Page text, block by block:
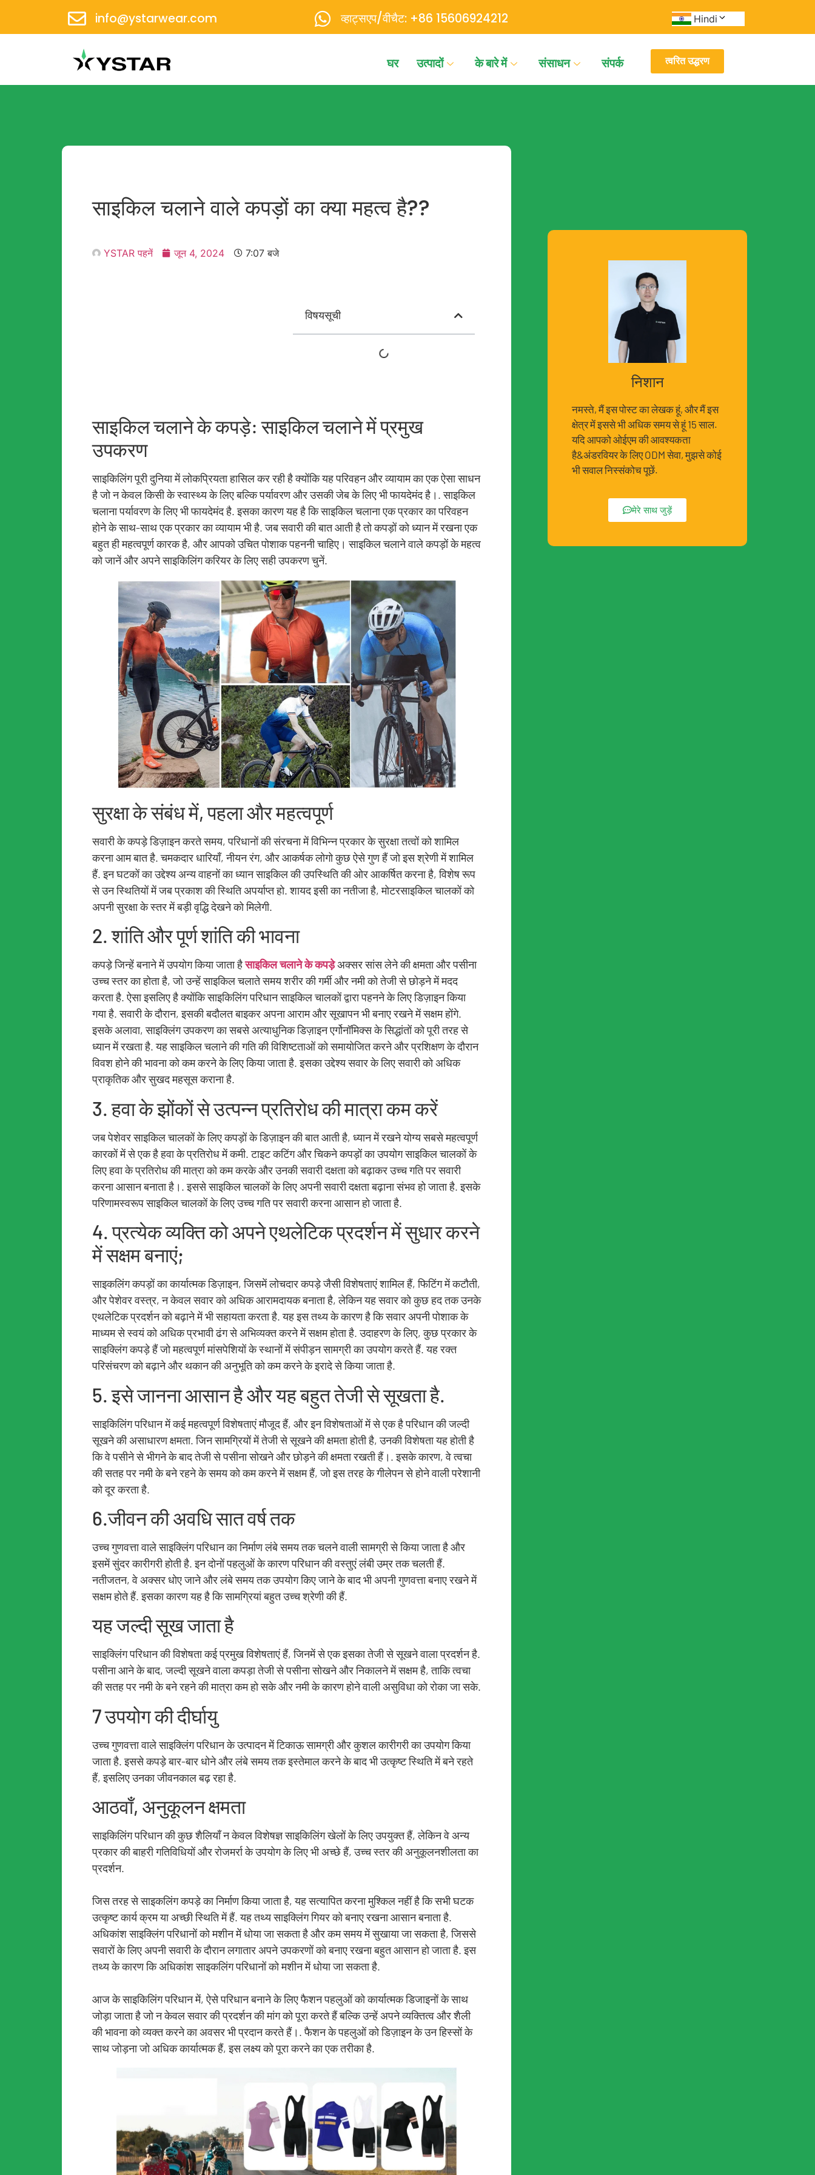
info@ystarwear.com व्हाट्सएप/वीचैट: +86 15606924212 Hindi
घर उत्पादों के बारे में संसाधन संपर्क त्वरित उद्धरण
साइकिल चलाने वाले कपड़ों का क्या महत्व है??
YSTAR पहनें जून 4, 2024 7:07 बजे
विषयसूची
साइकिल चलाने के कपड़े: साइकिल चलाने में प्रमुख
उपकरण
साइकिलिंग पूरी दुनिया में लोकप्रियता हासिल कर रही है क्योंकि यह परिवहन और व्यायाम का एक ऐसा साधन
है जो न केवल किसी के स्वास्थ्य के लिए बल्कि पर्यावरण और उसकी जेब के लिए भी फायदेमंद है।. साइकिल
चलाना पर्यावरण के लिए भी फायदेमंद है. इसका कारण यह है कि साइकिल चलाना एक प्रकार का परिवहन
होने के साथ-साथ एक प्रकार का व्यायाम भी है. जब सवारी की बात आती है तो कपड़ों को ध्यान में रखना एक
बहुत ही महत्वपूर्ण कारक है, और आपको उचित पोशाक पहननी चाहिए। साइकिल चलाने वाले कपड़ों के महत्व
को जानें और अपने साइकिलिंग करियर के लिए सही उपकरण चुनें.
सुरक्षा के संबंध में, पहला और महत्वपूर्ण
सवारी के कपड़े डिज़ाइन करते समय, परिधानों की संरचना में विभिन्न प्रकार के सुरक्षा तत्वों को शामिल
करना आम बात है. चमकदार धारियाँ, नीयन रंग, और आकर्षक लोगो कुछ ऐसे गुण हैं जो इस श्रेणी में शामिल
हैं. इन घटकों का उद्देश्य अन्य वाहनों का ध्यान साइकिल की उपस्थिति की ओर आकर्षित करना है, विशेष रूप
से उन स्थितियों में जब प्रकाश की स्थिति अपर्याप्त हो. शायद इसी का नतीजा है, मोटरसाइकिल चालकों को
अपनी सुरक्षा के स्तर में बड़ी वृद्धि देखने को मिलेगी.
2. शांति और पूर्ण शांति की भावना
कपड़े जिन्हें बनाने में उपयोग किया जाता हैसाइकिल चलाने के कपड़ेअक्सर सांस लेने की क्षमता और पसीना
उच्च स्तर का होता है, जो उन्हें साइकिल चलाते समय शरीर की गर्मी और नमी को तेजी से छोड़ने में मदद
करता है. ऐसा इसलिए है क्योंकि साइकिलिंग परिधान साइकिल चालकों द्वारा पहनने के लिए डिज़ाइन किया
गया है. सवारी के दौरान, इसकी बदौलत बाइकर अपना आराम और सूखापन भी बनाए रखने में सक्षम होंगे.
इसके अलावा, साइक्लिंग उपकरण का सबसे अत्याधुनिक डिज़ाइन एर्गोनॉमिक्स के सिद्धांतों को पूरी तरह से
ध्यान में रखता है. यह साइकिल चलाने की गति की विशिष्टताओं को समायोजित करने और प्रशिक्षण के दौरान
विवश होने की भावना को कम करने के लिए किया जाता है. इसका उद्देश्य सवार के लिए सवारी को अधिक
प्राकृतिक और सुखद महसूस कराना है.
3. हवा के झोंकों से उत्पन्न प्रतिरोध की मात्रा कम करें
जब पेशेवर साइकिल चालकों के लिए कपड़ों के डिज़ाइन की बात आती है, ध्यान में रखने योग्य सबसे महत्वपूर्ण
कारकों में से एक है हवा के प्रतिरोध में कमी. टाइट कटिंग और चिकने कपड़ों का उपयोग साइकिल चालकों के
लिए हवा के प्रतिरोध की मात्रा को कम करके और उनकी सवारी दक्षता को बढ़ाकर उच्च गति पर सवारी
करना आसान बनाता है।. इससे साइकिल चालकों के लिए अपनी सवारी दक्षता बढ़ाना संभव हो जाता है. इसके
परिणामस्वरूप साइकिल चालकों के लिए उच्च गति पर सवारी करना आसान हो जाता है.
4. प्रत्येक व्यक्ति को अपने एथलेटिक प्रदर्शन में सुधार करने
में सक्षम बनाएं;
साइकलिंग कपड़ों का कार्यात्मक डिज़ाइन, जिसमें लोचदार कपड़े जैसी विशेषताएं शामिल हैं, फिटिंग में कटौती,
और पेशेवर वस्त्र, न केवल सवार को अधिक आरामदायक बनाता है, लेकिन यह सवार को कुछ हद तक उनके
एथलेटिक प्रदर्शन को बढ़ाने में भी सहायता करता है. यह इस तथ्य के कारण है कि सवार अपनी पोशाक के
माध्यम से स्वयं को अधिक प्रभावी ढंग से अभिव्यक्त करने में सक्षम होता है. उदाहरण के लिए, कुछ प्रकार के
साइक्लिंग कपड़े हैं जो महत्वपूर्ण मांसपेशियों के स्थानों में संपीड़न सामग्री का उपयोग करते हैं. यह रक्त
परिसंचरण को बढ़ाने और थकान की अनुभूति को कम करने के इरादे से किया जाता है.
5. इसे जानना आसान है और यह बहुत तेजी से सूखता है.
साइकिलिंग परिधान में कई महत्वपूर्ण विशेषताएं मौजूद हैं, और इन विशेषताओं में से एक है परिधान की जल्दी
सूखने की असाधारण क्षमता. जिन सामग्रियों में तेजी से सूखने की क्षमता होती है, उनकी विशेषता यह होती है
कि वे पसीने से भीगने के बाद तेजी से पसीना सोखने और छोड़ने की क्षमता रखती हैं।. इसके कारण, वे त्वचा
की सतह पर नमी के बने रहने के समय को कम करने में सक्षम हैं, जो इस तरह के गीलेपन से होने वाली परेशानी
को दूर करता है.
6.जीवन की अवधि सात वर्ष तक
उच्च गुणवत्ता वाले साइक्लिंग परिधान का निर्माण लंबे समय तक चलने वाली सामग्री से किया जाता है और
इसमें सुंदर कारीगरी होती है. इन दोनों पहलुओं के कारण परिधान की वस्तुएं लंबी उम्र तक चलती हैं.
नतीजतन, वे अक्सर धोए जाने और लंबे समय तक उपयोग किए जाने के बाद भी अपनी गुणवत्ता बनाए रखने में
सक्षम होते हैं. इसका कारण यह है कि सामग्रियां बहुत उच्च श्रेणी की हैं.
यह जल्दी सूख जाता है
साइक्लिंग परिधान की विशेषता कई प्रमुख विशेषताएं हैं, जिनमें से एक इसका तेजी से सूखने वाला प्रदर्शन है.
पसीना आने के बाद, जल्दी सूखने वाला कपड़ा तेजी से पसीना सोखने और निकालने में सक्षम है, ताकि त्वचा
की सतह पर नमी के बने रहने की मात्रा कम हो सके और नमी के कारण होने वाली असुविधा को रोका जा सके.
7 उपयोग की दीर्घायु
उच्च गुणवत्ता वाले साइक्लिंग परिधान के उत्पादन में टिकाऊ सामग्री और कुशल कारीगरी का उपयोग किया
जाता है. इससे कपड़े बार-बार धोने और लंबे समय तक इस्तेमाल करने के बाद भी उत्कृष्ट स्थिति में बने रहते
हैं, इसलिए उनका जीवनकाल बढ़ रहा है.
आठवाँ, अनुकूलन क्षमता
साइकिलिंग परिधान की कुछ शैलियाँ न केवल विशेषज्ञ साइकिलिंग खेलों के लिए उपयुक्त हैं, लेकिन वे अन्य
प्रकार की बाहरी गतिविधियों और रोजमर्रा के उपयोग के लिए भी अच्छे हैं, उच्च स्तर की अनुकूलनशीलता का
प्रदर्शन.
जिस तरह से साइकलिंग कपड़े का निर्माण किया जाता है, यह सत्यापित करना मुश्किल नहीं है कि सभी घटक
उत्कृष्ट कार्य क्रम या अच्छी स्थिति में हैं. यह तथ्य साइक्लिंग गियर को बनाए रखना आसान बनाता है.
अधिकांश साइक्लिंग परिधानों को मशीन में धोया जा सकता है और कम समय में सुखाया जा सकता है, जिससे
सवारों के लिए अपनी सवारी के दौरान लगातार अपने उपकरणों को बनाए रखना बहुत आसान हो जाता है. इस
तथ्य के कारण कि अधिकांश साइकलिंग परिधानों को मशीन में धोया जा सकता है.
आज के साइकिलिंग परिधान में, ऐसे परिधान बनाने के लिए फैशन पहलुओं को कार्यात्मक डिजाइनों के साथ
जोड़ा जाता है जो न केवल सवार की प्रदर्शन की मांग को पूरा करते हैं बल्कि उन्हें अपने व्यक्तित्व और शैली
की भावना को व्यक्त करने का अवसर भी प्रदान करते हैं।. फैशन के पहलुओं को डिज़ाइन के उन हिस्सों के
साथ जोड़ना जो अधिक कार्यात्मक हैं, इस लक्ष्य को पूरा करने का एक तरीका है.
निशान
नमस्ते, मैं इस पोस्ट का लेखक हूं, और मैं इस
क्षेत्र में इससे भी अधिक समय से हूं 15 साल.
यदि आपको ओईएम की आवश्यकता
है&अंडरवियर के लिए ODM सेवा, मुझसे कोई
भी सवाल निस्संकोच पूछें.
मेरे साथ जुड़ें